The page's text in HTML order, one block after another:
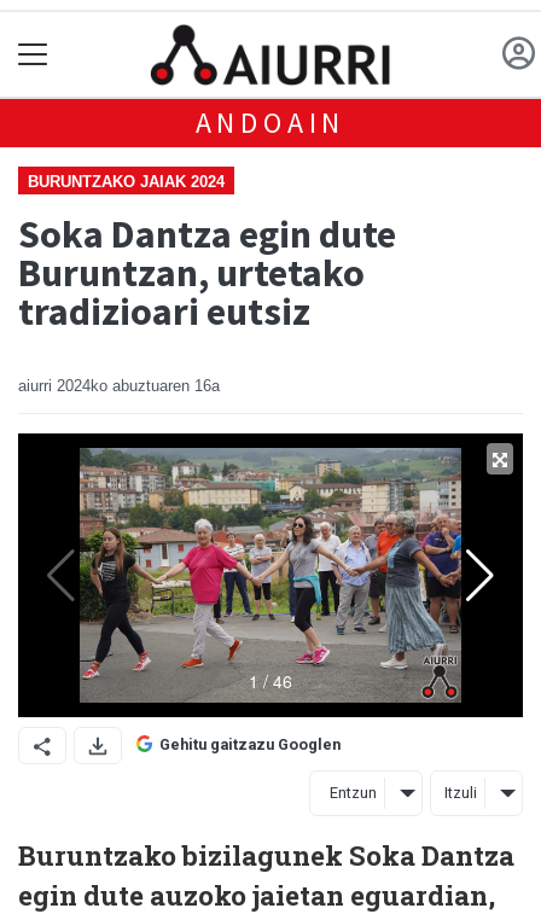
ANDOAIN
BURUNTZAKO JAIAK 2024
Soka Dantza egin dute
Buruntzan, urtetako
tradizioari eutsiz
aiurri 2024ko abuztuaren 16a
Gehitu gaitzazu Googlen
Entzun Itzuli
Buruntzako bizilagunek Soka Dantza
egin dute auzoko jaietan eguardian,